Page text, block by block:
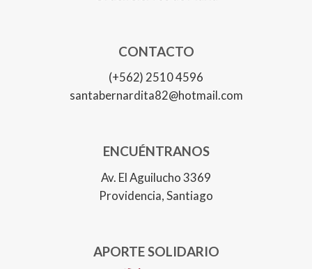
CONTACTO
(+562) 2510 4596
santabernardita82@hotmail.com
ENCUÉNTRANOS
Av. El Aguilucho 3369
Providencia, Santiago
APORTE SOLIDARIO